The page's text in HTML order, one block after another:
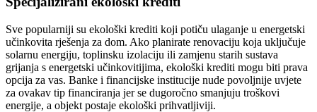
Sve popularniji su ekološki krediti koji potiču ulaganje u energetski
učinkovita rješenja za dom. Ako planirate renovaciju koja uključuje
solarnu energiju, toplinsku izolaciju ili zamjenu starih sustava
grijanja s energetski učinkovitijima, ekološki krediti mogu biti prava
opcija za vas. Banke i financijske institucije nude povoljnije uvjete
za ovakav tip financiranja jer se dugoročno smanjuju troškovi
energije, a objekt postaje ekološki prihvatljiviji.